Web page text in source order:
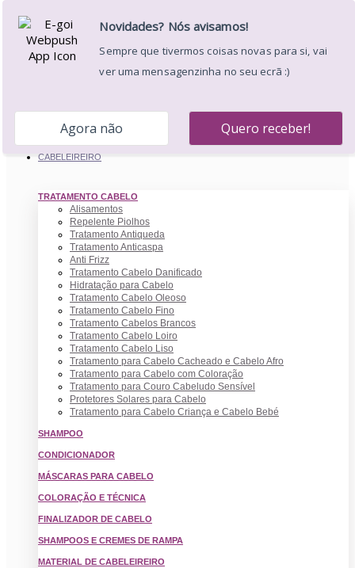
Minha Conta
Carrinho
Não existem mais produtos no seu carrinho
CABELEIREIRO
TRATAMENTO CABELO
Alisamentos
Repelente Piolhos
Tratamento Antiqueda
Tratamento Anticaspa
Anti Frizz
Tratamento Cabelo Danificado
Hidratação para Cabelo
Tratamento Cabelo Oleoso
Tratamento Cabelo Fino
Tratamento Cabelos Brancos
Tratamento Cabelo Loiro
Tratamento Cabelo Liso
Tratamento para Cabelo Cacheado e Cabelo Afro
Tratamento para Cabelo com Coloração
Tratamento para Couro Cabeludo Sensível
Protetores Solares para Cabelo
Tratamento para Cabelo Criança e Cabelo Bebé
SHAMPOO
CONDICIONADOR
MÁSCARAS PARA CABELO
COLORAÇÃO E TÉCNICA
FINALIZADOR DE CABELO
SHAMPOOS E CREMES DE RAMPA
MATERIAL DE CABELEIREIRO